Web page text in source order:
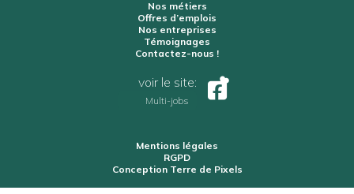
Nos métiers
Offres d’emplois
Nos entreprises
Témoignages
Contactez-nous !
voir le site:
Multi-jobs
Mentions légales
RGPD
Conception Terre de Pixels